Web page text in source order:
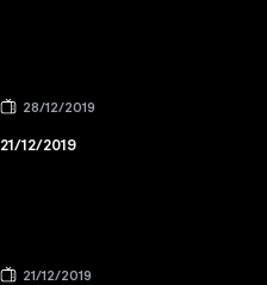
28/12/2019
21/12/2019
21/12/2019